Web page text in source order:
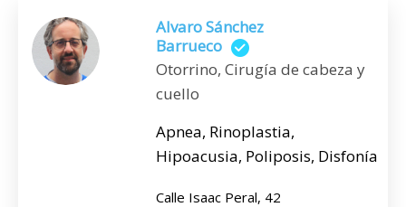
Alvaro Sánchez
Barrueco
Otorrino, Cirugía de cabeza y
cuello
Apnea, Rinoplastia,
Hipoacusia, Poliposis, Disfonía
Calle Isaac Peral, 42